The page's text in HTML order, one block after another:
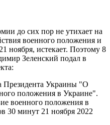
до сих пор не утихает на
военного положения и
ноября, истекает. Поэтому 8
Зеленский подал в
Президента Украины "О
положения в Украине".
военного положения в
30 минут 21 ноября 2022